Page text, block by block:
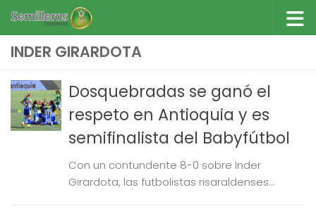
Saltar al contenido
INDER GIRARDOTA
Dosquebradas se ganó el
respeto en Antioquia y es
semifinalista del Babyfútbol
Con un contundente 8-0 sobre Inder
Girardota, las futbolistas risaraldenses...